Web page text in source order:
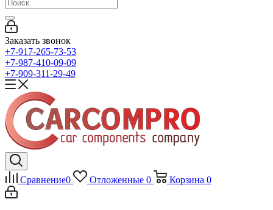
Заказать звонок
+7-917-265-73-53
+7-987-410-09-09
+7-909-311-29-49
Сравнение0 Отложенные 0 Корзина 0